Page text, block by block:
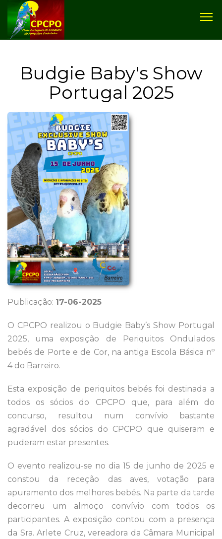
Budgie Baby's Show
Portugal 2025
Publicação: 17-06-2025
O CPCPO realizou o Budgie Baby’s Show Portugal
2025, uma exposição de Periquitos Ondulados
bebés de Porte e de Cor, na antiga Escola Básica nº
4 do Barreiro.
Esta exposição de periquitos bebés foi destinada a
todos os sócios do CPCPO que, para além do
concurso, resultou num convívio bastante
agradável dos sócios do CPCPO que quiseram e
puderam estar presentes.
O evento realizou-se no dia 15 de junho de 2025 e
constou da receção das aves, votação para
apuramento dos melhores bebés. Na parte da tarde
decorreu um almoço convívio com todos os
participantes. A exposição contou com a presença
da Sra. Arlete Cruz, vereadora da Câmara Municipal